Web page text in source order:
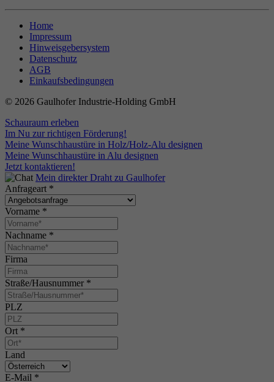
Home
Impressum
Hinweisgebersystem
Datenschutz
AGB
Einkaufsbedingungen
© 2026 Gaulhofer Industrie-Holding GmbH
Schauraum erleben
Im Nu zur richtigen Förderung!
Meine Wunschhaustüre in Holz/Holz-Alu designen
Meine Wunschhaustüre in Alu designen
Jetzt kontaktieren!
Mein direkter Draht zu Gaulhofer
Anfrageart *
Vorname *
Nachname *
Firma
Straße/Hausnummer *
PLZ
Ort *
Land
E-Mail *